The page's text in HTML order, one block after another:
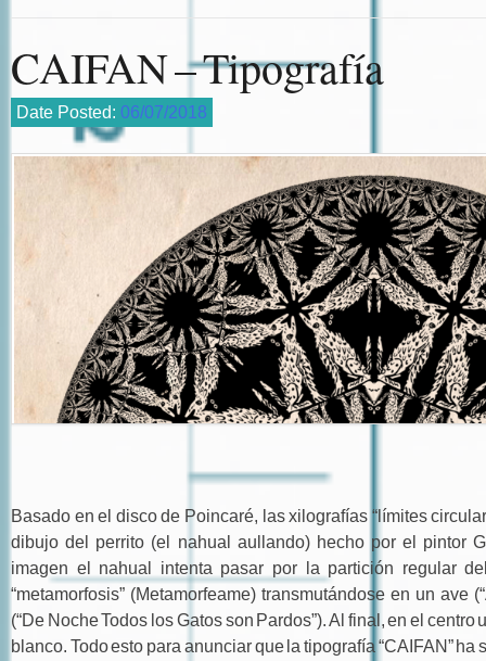
CAIFAN – Tipografía
Date Posted: 06/07/2018
Basado en el disco de Poincaré, las xilografías “límites
dibujo del perrito (el nahual aullando) hecho por el pintor
imagen el nahual intenta pasar por la partición regular
“metamorfosis” (Metamorfeame) transmutándose en un ave
(“De Noche Todos los Gatos son Pardos”). Al final, en el
blanco. Todo esto para anunciar que la tipografía “CAIFAN”